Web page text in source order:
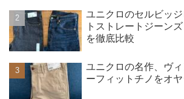
ユニクロのセルビッ
トストレートジーン
を徹底比較
ユニクロの名作、ヴ
ーフィットチノをオ